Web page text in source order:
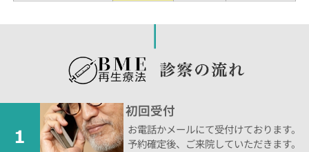
初回受付
お電話かメールにて受付けております。
予約確定後、ご来院していただきます。